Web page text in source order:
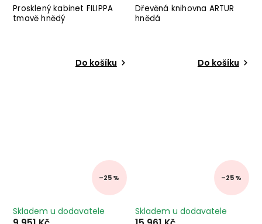
Prosklený kabinet FILIPPA
tmavě hnědý
Do košíku
Dřevěná knihovna ARTUR
hnědá
Do košíku
–25 %
Skladem u dodavatele
–25 %
Skladem u dodavatele